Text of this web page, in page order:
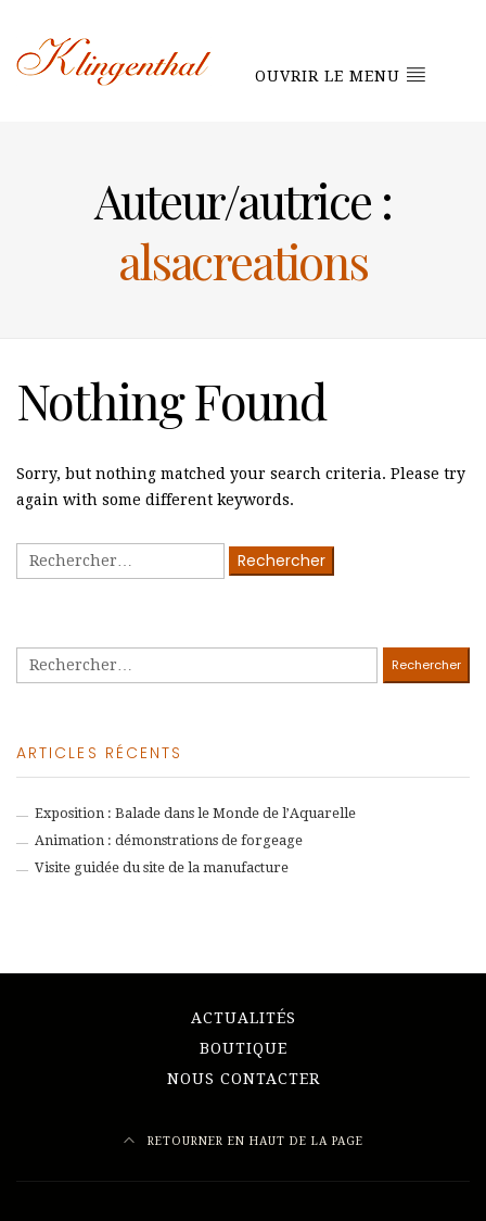
OUVRIR LE MENU
Auteur/autrice :
alsacreations
Nothing Found
Sorry, but nothing matched your search criteria. Please try
again with some different keywords.
Rechercher :
Rechercher :
ARTICLES RÉCENTS
Exposition : Balade dans le Monde de l’Aquarelle
Animation : démonstrations de forgeage
Visite guidée du site de la manufacture
ACTUALITÉS
BOUTIQUE
NOUS CONTACTER
RETOURNER EN HAUT DE LA PAGE